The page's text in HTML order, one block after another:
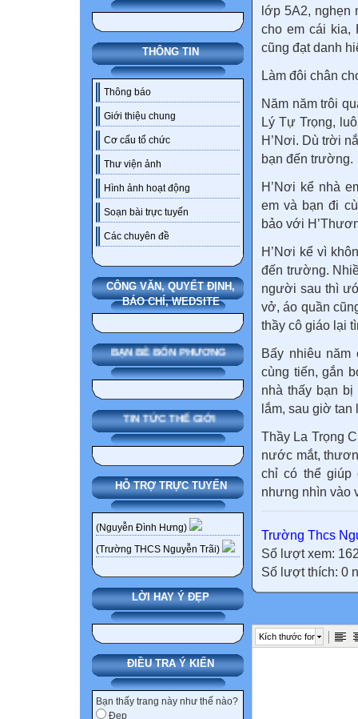
THÔNG TIN
Thông báo
Giới thiệu chung
Cơ cấu tổ chức
Thư viện ảnh
Hình ảnh hoạt động
Soạn bài trực tuyến
Các chuyên đề
CÔNG VĂN, QUYẾT ĐỊNH,
BÁO CHÍ, WEDSITE
BẠN BÈ BỐN PHƯƠNG
TIN TỨC THẾ GIỚI
HỖ TRỢ TRỰC TUYẾN
(Nguyễn Đình Hưng)
(Trường THCS Nguyễn Trãi)
LỜI HAY Ý ĐẸP
ĐIỀU TRA Ý KIẾN
Bạn thấy trang này như thế nào?
Đẹp
lớp 5A2,
cho em cái kia,
cũng đạt danh
Làm đôi chân
Năm năm trôi
Lý Tự Trọng,
H’Nơi. Dù trời
bạn đến trường.
H’Nơi kể nhà
em và bạn đi
bảo với
H’Nơi kể vì
đến trường.
người sau thì
vở, áo quần
thầy cô giáo lại
Bấy nhiêu năm
cùng tiến, gắn
nhà thấy bạn
lắm, sau giờ
Thầy La Trọng
nước mắt,
chỉ có thể
nhưng nhìn vào
Trường Thcs
Số lượt xem:
Số lượt thích: 0
Kích thước font